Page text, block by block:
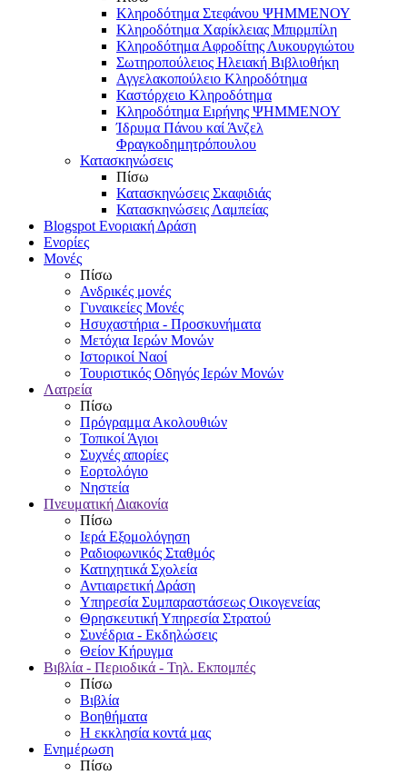
Κληροδότημα Στεφάνου ΨΗΜΜΕΝΟΥ
Κληροδότημα Χαρίκλειας Μπιρμπίλη
Κληροδότημα Αφροδίτης Λυκουργιώτου
Σωτηροπούλειος Ηλειακή Βιβλιοθήκη
Αγγελακοπούλειο Κληροδότημα
Καστόρχειο Κληροδότημα
Κληροδότημα Ειρήνης ΨΗΜΜΕΝΟΥ
Ίδρυμα Πάνου καί Άνζελ
Φραγκοδημητρόπουλου
Κατασκηνώσεις
Πίσω
Κατασκηνώσεις Σκαφιδιάς
Κατασκηνώσεις Λαμπείας
Blogspot Ενοριακή Δράση
Ενορίες
Μονές
Πίσω
Ανδρικές μονές
Γυναικείες Μονές
Ησυχαστήρια - Προσκυνήματα
Μετόχια Ιερών Μονών
Ιστορικοί Ναοί
Τουριστικός Οδηγός Ιερών Μονών
Λατρεία
Πίσω
Πρόγραμμα Ακολουθιών
Τοπικοί Άγιοι
Συχνές απορίες
Εορτολόγιο
Νηστεία
Πνευματική Διακονία
Πίσω
Ιερά Εξομολόγηση
Ραδιοφωνικός Σταθμός
Κατηχητικά Σχολεία
Αντιαιρετική Δράση
Υπηρεσία Συμπαραστάσεως Οικογενείας
Θρησκευτική Υπηρεσία Στρατού
Συνέδρια - Εκδηλώσεις
Θείον Κήρυγμα
Βιβλία - Περιοδικά - Τηλ. Εκπομπές
Πίσω
Βιβλία
Βοηθήματα
Η εκκλησία κοντά μας
Ενημέρωση
Πίσω